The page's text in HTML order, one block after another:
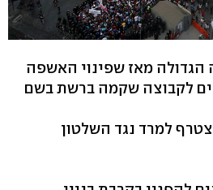
מאז שפינוי האשפה
לקבוצה שקמה ברשת בשם
למרד נגד השלטון